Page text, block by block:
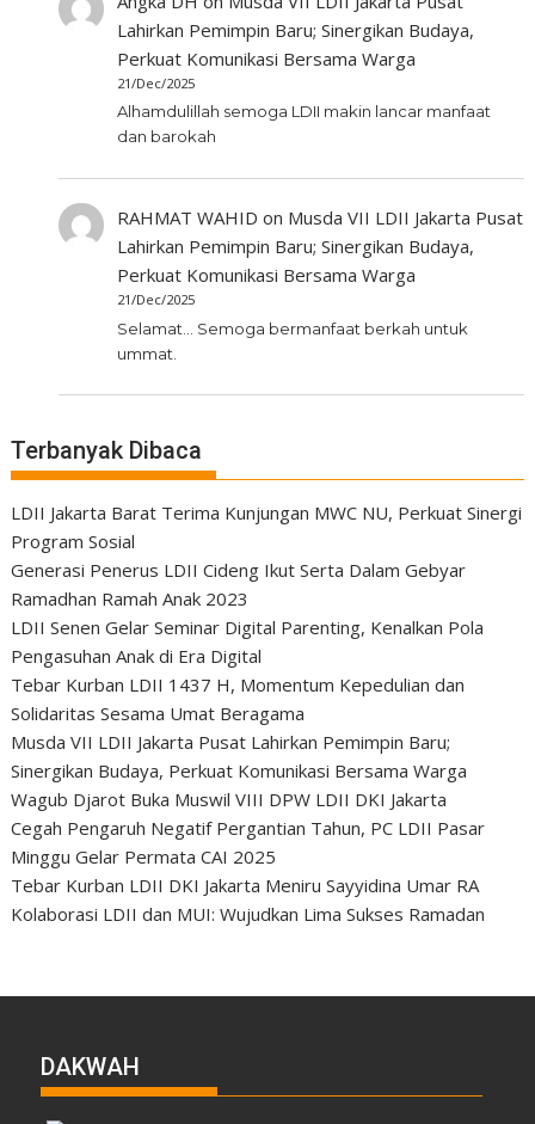
Lahirkan Pemimpin Baru; Sinergikan Budaya,
Perkuat Komunikasi Bersama Warga
21/Dec/2025
Alhamdulillah semoga LDII makin lancar manfaat
dan barokah
RAHMAT WAHID on Musda VII LDII Jakarta Pusat
Lahirkan Pemimpin Baru; Sinergikan Budaya,
Perkuat Komunikasi Bersama Warga
21/Dec/2025
Selamat... Semoga bermanfaat berkah untuk
ummat.
Terbanyak Dibaca
LDII Jakarta Barat Terima Kunjungan MWC NU, Perkuat Sinergi
Program Sosial
Generasi Penerus LDII Cideng Ikut Serta Dalam Gebyar
Ramadhan Ramah Anak 2023
LDII Senen Gelar Seminar Digital Parenting, Kenalkan Pola
Pengasuhan Anak di Era Digital
Tebar Kurban LDII 1437 H, Momentum Kepedulian dan
Solidaritas Sesama Umat Beragama
Musda VII LDII Jakarta Pusat Lahirkan Pemimpin Baru;
Sinergikan Budaya, Perkuat Komunikasi Bersama Warga
Wagub Djarot Buka Muswil VIII DPW LDII DKI Jakarta
Cegah Pengaruh Negatif Pergantian Tahun, PC LDII Pasar
Minggu Gelar Permata CAI 2025
Tebar Kurban LDII DKI Jakarta Meniru Sayyidina Umar RA
Kolaborasi LDII dan MUI: Wujudkan Lima Sukses Ramadan
DAKWAH